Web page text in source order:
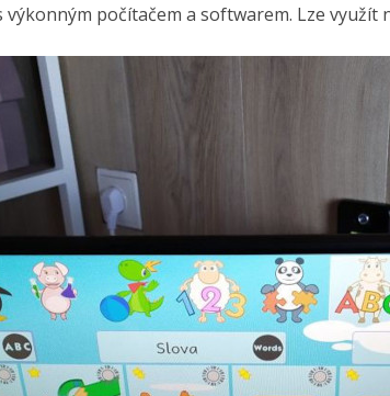
počítačem a softwarem. Lze